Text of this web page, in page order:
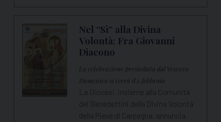
Nel “Sì” alla Divina
Volontà: Fra Giovanni
Diacono
La celebrazione presieduta dal Vescovo
Domenico si terrà il 2 febbraio
La Diocesi, insieme alla Comunità
dei Benedettini della Divina Volontà
della Pieve di Carpegna, annuncia